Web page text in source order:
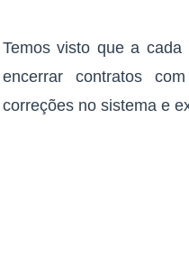
Temos visto que a
encerrar contratos
correções no sistema e